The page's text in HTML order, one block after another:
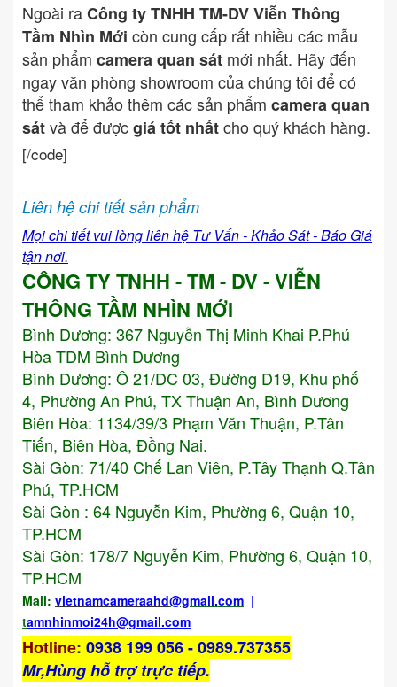
Ngoài raCông ty TNHH TM-DV Viễn Thông
Tầm Nhìn Mới còn cung cấp rất nhiều các mẫu
sản phẩm camera quan sát mới nhất. Hãy đến
ngay văn phòng showroom của chúng tôi để có
thể tham khảo thêm các sản phẩm camera quan
sátvà để đượcgiá tốt nhấtcho quý khách hàng.
[/code]
Liên hệ chi tiết sản phẩm
Mọi chi tiết vui lòng liên hệ Tư Vấn - Khảo Sát - Báo Giá
tận nơi.
CÔNG TY TNHH - TM - DV - VIỄN
THÔNG TẦM NHÌN MỚI
Bình Dương: 367 Nguyễn Thị Minh Khai P.Phú
Hòa TDM Bình Dương
Bình Dương: Ô 21/DC 03, Đường D19, Khu phố
4, Phường An Phú, TX Thuận An, Bình Dương
Biên Hòa: 1134/39/3 Phạm Văn Thuận, P.Tân
Tiến, Biên Hòa, Đồng Nai.
Sài Gòn: 71/40 Chế Lan Viên, P.Tây Thạnh Q.Tân
Phú, TP.HCM
Sài Gòn : 64 Nguyễn Kim, Phường 6, Quận 10,
TP.HCM
Sài Gòn: 178/7 Nguyễn Kim, Phường 6, Quận 10,
TP.HCM
Mail: vietnamcameraahd@gmail.com |
tamnhinmoi24h@gmail.com
Hotline: 0938 199 056 - 0989.737355
Mr,Hùng hỗ trợ trực tiếp.